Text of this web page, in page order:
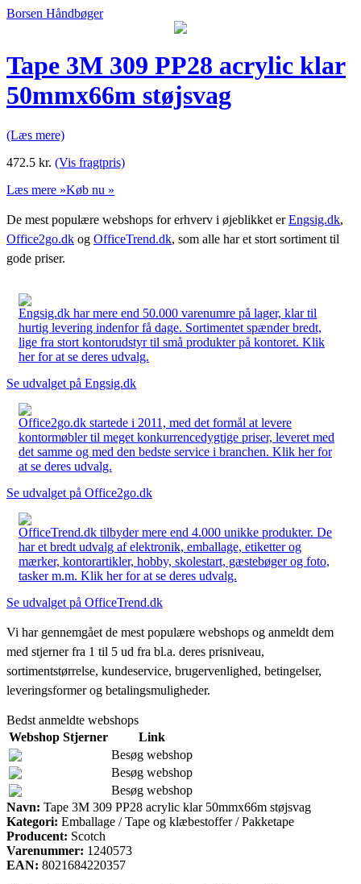
Borsen Håndbøger
Tape 3M 309 PP28 acrylic klar
50mmx66m støjsvag
(Læs mere)
472.5 kr. (Vis fragtpris)
Læs mere »Køb nu »
De mest populære webshops for erhverv i øjeblikket erEngsig.dk,
Office2go.dk og OfficeTrend.dk, som alle har et stort sortiment til
gode priser.
Engsig.dk har mere end 50.000 varenumre på lager, klar til
hurtig levering indenfor få dage. Sortimentet spænder bredt,
lige fra stort kontorudstyr til små produkter på kontoret. Klik
her for at se deres udvalg.
Se udvalget på Engsig.dk
Office2go.dk startede i 2011, med det formål at levere
kontormøbler til meget konkurrencedygtige priser, leveret med
det samme og med den bedste service i branchen. Klik her for
at se deres udvalg.
Se udvalget på Office2go.dk
OfficeTrend.dk tilbyder mere end 4.000 unikke produkter. De
har et bredt udvalg af elektronik, emballage, etiketter og
mærker, kontorartikler, hobby, skolestart, gæstebøger og foto,
tasker m.m. Klik her for at se deres udvalg.
Se udvalget på OfficeTrend.dk
Vi har gennemgået de mest populære webshops og anmeldt dem
med stjerner fra 1 til 5 ud fra bl.a. deres prisniveau,
sortimentstørrelse, kundeservice, brugervenlighed, betingelser,
leveringsformer og betalingsmuligheder.
Bedst anmeldte webshops
Webshop Stjerner
Link
Besøg webshop
Besøg webshop
Besøg webshop
Navn: Tape 3M 309 PP28 acrylic klar 50mmx66m støjsvag
Kategori: Emballage / Tape og klæbestoffer / Pakketape
Producent: Scotch
Varenummer: 1240573
EAN: 8021684220357